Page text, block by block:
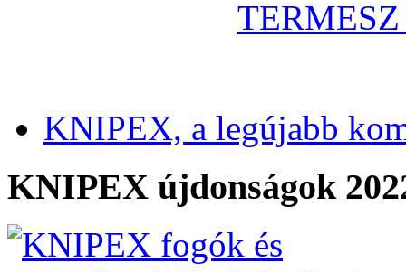
KNIPEX, a legújabb
KNIPEX újdonságok